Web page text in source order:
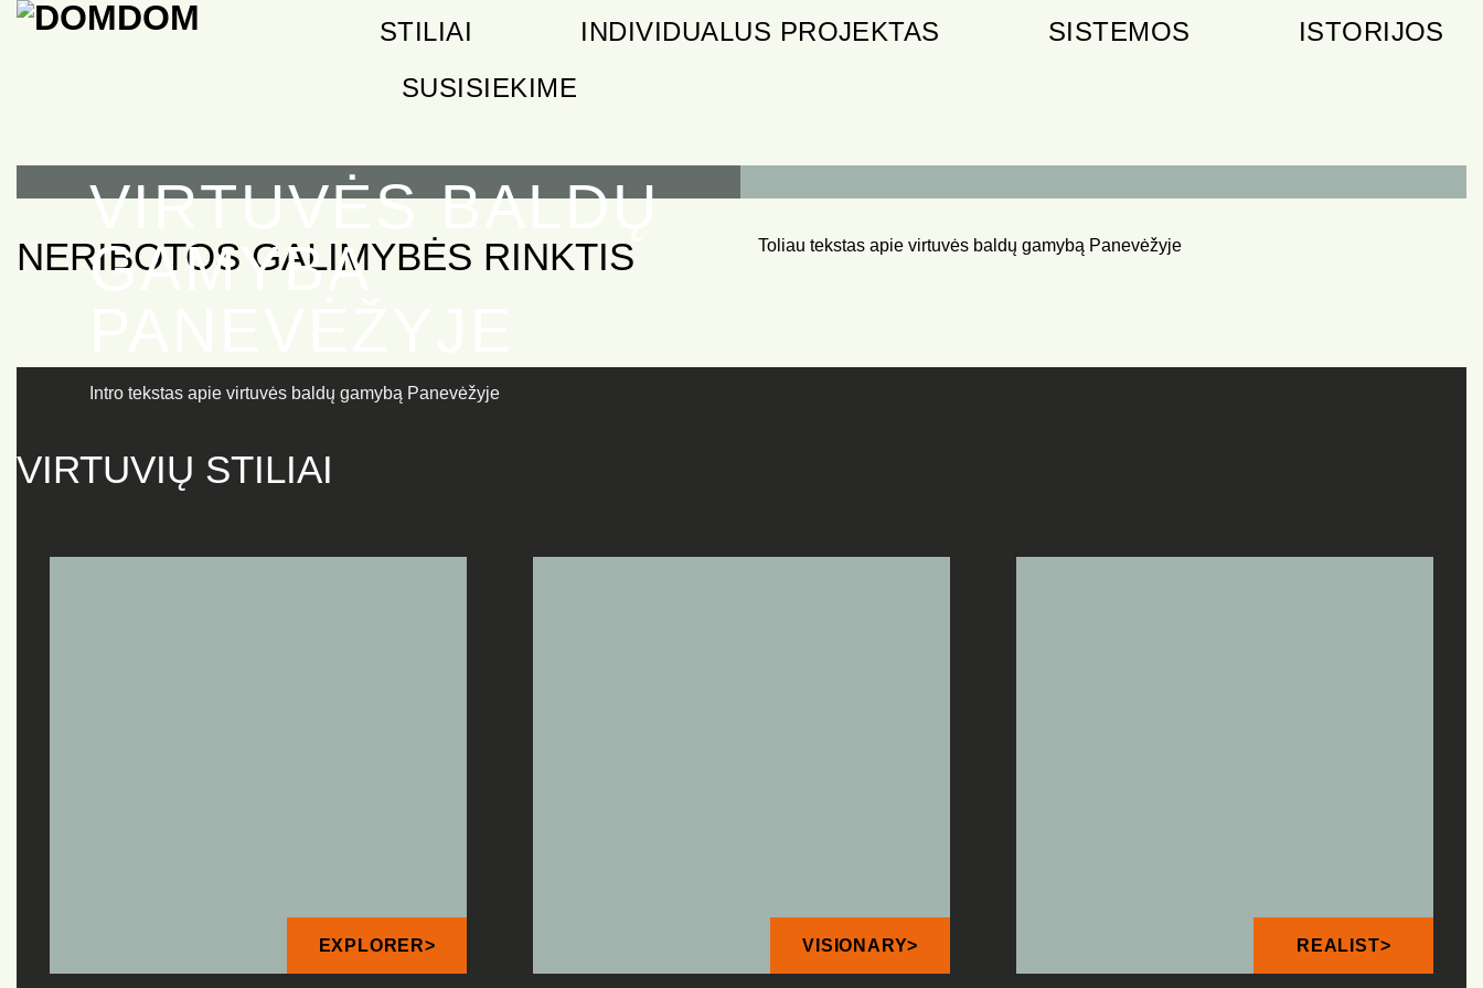
Skip
STILIAI INDIVIDUALUS PROJEKTAS SISTEMOS
ISTORIJOS
SUSISIEKIME
VIRTUVĖS BALDŲ
GAMYBA
Intro tekstas apie virtuvės baldų gamybą Panevėžyje
NERIBOTOS GALIMYBĖS RINKTIS Toliau tekstas apie virtuvės baldų gamybą Panevėžyje
VIRTUVIŲ STILIAI
EXPLORER> VISIONARY> REALIST>